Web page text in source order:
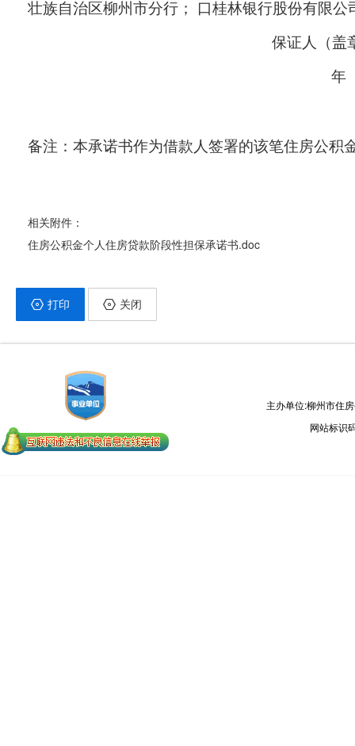
壮族自治区柳州市分行； 口桂林银行股份有限公
保证人（盖
年
备注：本承诺书作为借款人签署的该笔住房公积
相关附件：
住房公积金个人住房贷款阶段性担保承诺书.doc
打印 关闭
主办单位:柳州市住
网站标识